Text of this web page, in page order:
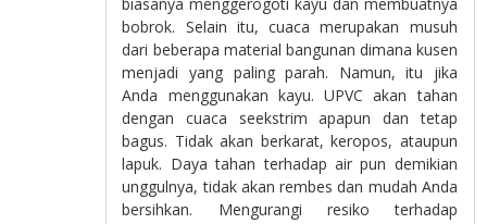
bobrok. Selain itu, cuaca merupakan musuh
dari beberapa material bangunan dimana kusen
menjadi yang paling parah. Namun, itu jika
Anda menggunakan kayu. UPVC akan tahan
dengan cuaca seekstrim apapun dan tetap
bagus. Tidak akan berkarat, keropos, ataupun
lapuk. Daya tahan terhadap air pun demikian
unggulnya, tidak akan rembes dan mudah Anda
bersihkan. Mengurangi resiko terhadap